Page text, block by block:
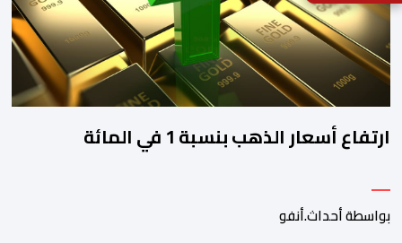
ارتفاع أسعار الذهب بنسبة 1 في المائة
بواسطة أحداث.أنفو